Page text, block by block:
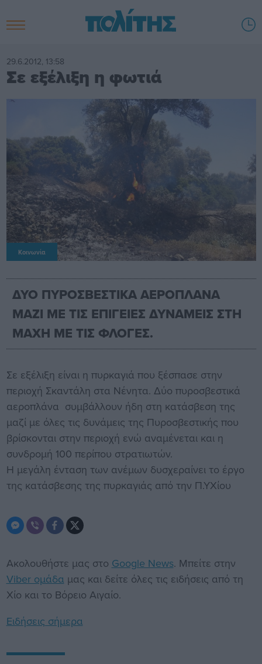
29.6.2012, 13:58
Σε εξέλιξη η φωτιά
Κοινωνία
ΔΥΟ ΠΥΡΟΣΒΕΣΤΙΚΑ ΑΕΡΟΠΛΑΝΑ
ΜΑΖΙ ΜΕ ΤΙΣ ΕΠΙΓΕΙΕΣ ΔΥΝΑΜΕΙΣ ΣΤΗ
ΜΑΧΗ ΜΕ ΤΙΣ ΦΛΟΓΕΣ.
Σε εξέλιξη είναι η πυρκαγιά που ξέσπασε στην
περιοχή Σκαντάλη στα Νένητα. Δύο πυροσβεστικά
αεροπλάνα συμβάλλουν ήδη στη κατάσβεση της
μαζί με όλες τις δυνάμεις της Πυροσβεστικής που
βρίσκονται στην περιοχή ενώ αναμένεται και η
συνδρομή 100 περίπου στρατιωτών.
Η μεγάλη ένταση των ανέμων δυσχεραίνει το έργο
της κατάσβεσης της πυρκαγιάς από την Π.ΥΧίου
Ακολουθήστε μας στο Google News. Μπείτε στην
Viber ομάδα μας και δείτε όλες τις ειδήσεις από τη
Χίο και το Βόρειο Αιγαίο.
Ειδήσεις σήμερα